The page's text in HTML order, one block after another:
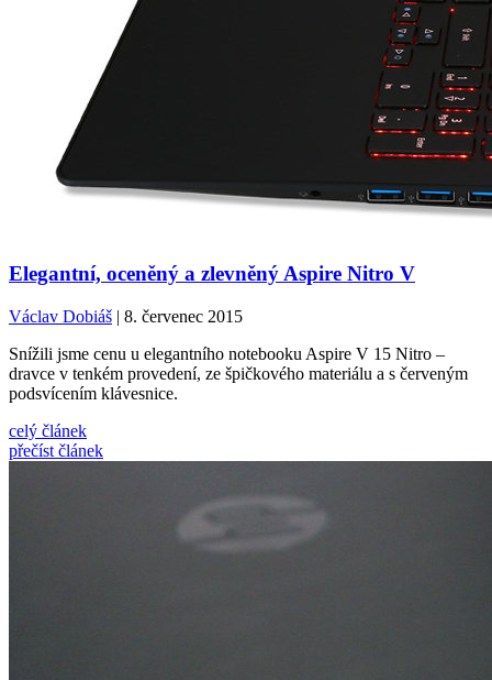
Elegantní, oceněný a zlevněný Aspire Nitro V
Václav Dobiáš | 8. červenec 2015
Snížili jsme cenu u elegantního notebooku Aspire V 15 Nitro –
dravce v tenkém provedení, ze špičkového materiálu a s červeným
podsvícením klávesnice.
celý článek
přečíst článek